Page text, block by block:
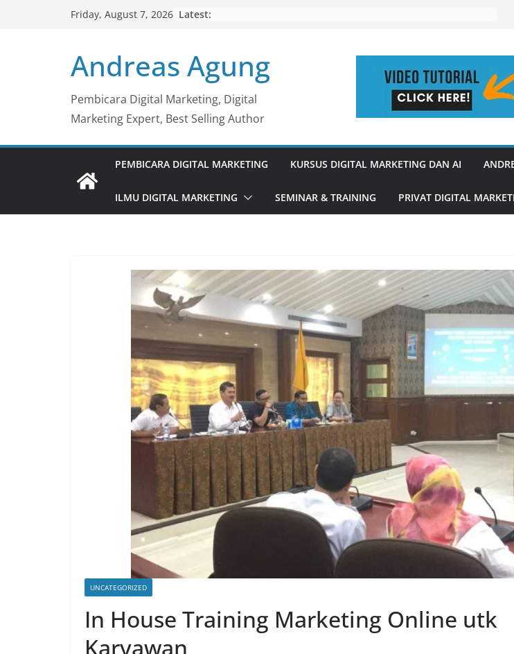
Friday, August 7, 2026 Latest:
Andreas Agung
Pembicara Digital Marketing, Digital
Marketing Expert, Best Selling Author
PEMBICARA DIGITAL MARKETING KURSUS DIGITAL MARKETING DAN AI
ILMU DIGITAL MARKETING SEMINAR & TRAINING PRIVAT DIGITAL
UNCATEGORIZED
In House Training Marketing Online utk
Karyawan